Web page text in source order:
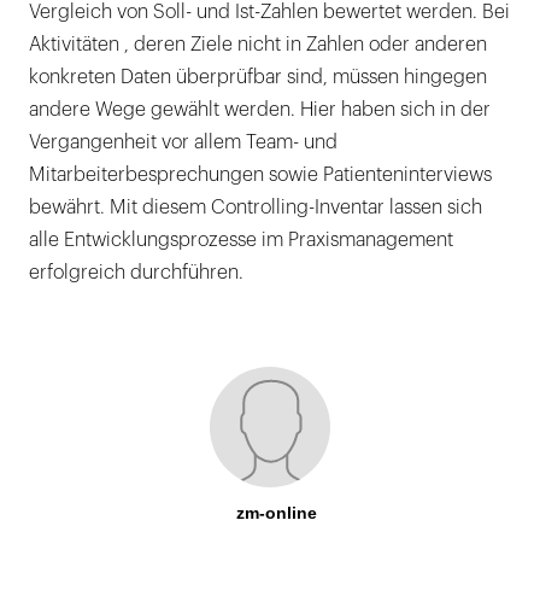
Vergleich von Soll- und Ist-Zahlen bewertet werden. Bei
Aktivitäten , deren Ziele nicht in Zahlen oder anderen
konkreten Daten überprüfbar sind, müssen hingegen
andere Wege gewählt werden. Hier haben sich in der
Vergangenheit vor allem Team- und
Mitarbeiterbesprechungen sowie Patienteninterviews
bewährt. Mit diesem Controlling-Inventar lassen sich
alle Entwicklungsprozesse im Praxismanagement
erfolgreich durchführen.
zm-online